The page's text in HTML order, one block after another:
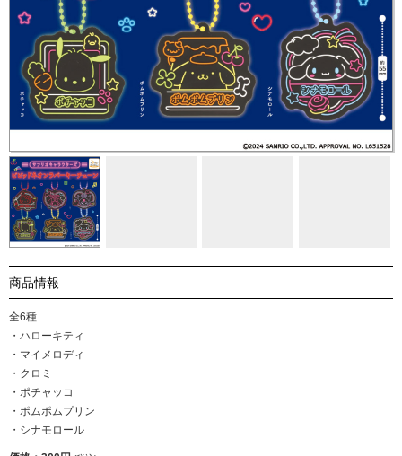
商品情報
全6種
・ハローキティ
・マイメロディ
・クロミ
・ポチャッコ
・ポムポムプリン
・シナモロール